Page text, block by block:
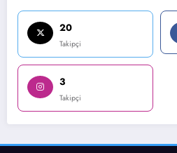
20
Takipçi
3
Takipçi